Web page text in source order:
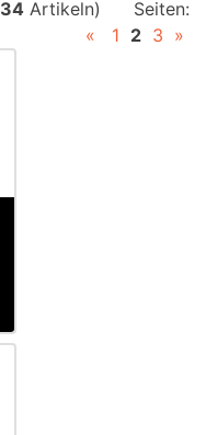
34 Artikeln)
Seiten:
«
1 2 3 »